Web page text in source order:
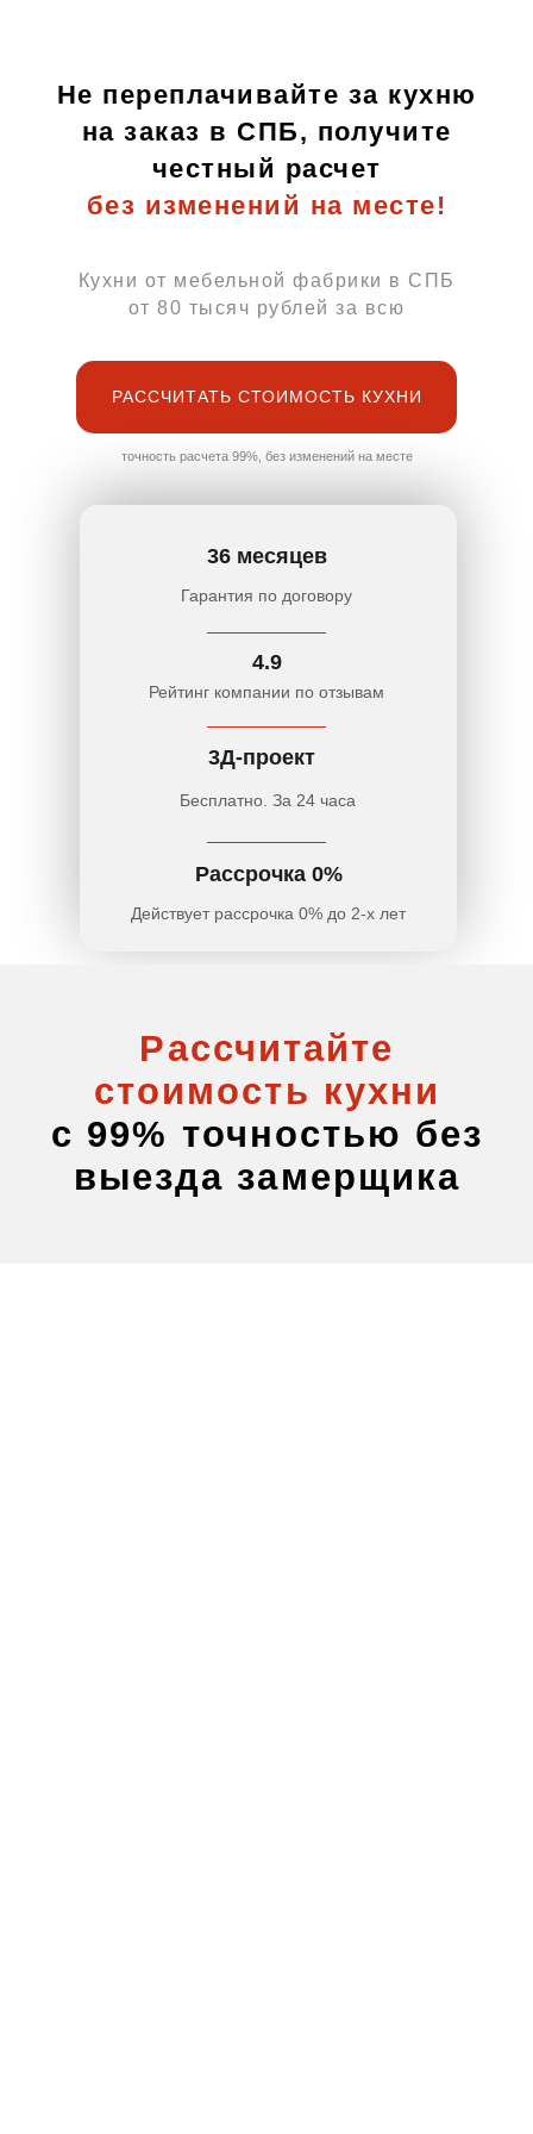
Кухни от мебельной фабрики в СПБ
от 80 тысяч рублей за всю
Не переплачивайте за кухню
на заказ в СПБ, получите
честный расчет
без изменений на месте!
РАССЧИТАТЬ СТОИМОСТЬ КУХНИ
точность расчета 99%, без изменений на месте
36 месяцев
Гарантия по договору
4.9
Рейтинг компании по отзывам
3Д-проект
Бесплатно. За 24 часа
Рассрочка 0%
Действует рассрочка 0% до 2-х лет
Рассчитайте
с 99% точностью без
выезда замерщика